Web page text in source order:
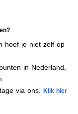
hoef je niet zelf op
in Nederland,
via ons. Klik hier